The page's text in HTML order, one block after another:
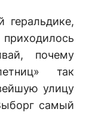
геральдике,
почему
так
улицу
самый